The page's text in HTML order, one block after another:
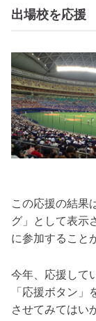
出場校を応援
この応援の結果
グ」として表示
に参加すること
今年、応援して
「応援ボタン
させてみてはい